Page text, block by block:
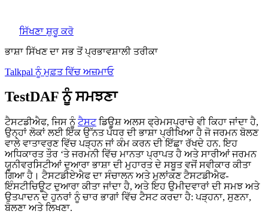
ਸਿੱਖਣਾ ਸ਼ੁਰੂ ਕਰੋ
ਭਾਸ਼ਾ ਸਿੱਖਣ ਦਾ ਸਭ ਤੋਂ ਪ੍ਰਭਾਵਸ਼ਾਲੀ ਤਰੀਕਾ
Talkpal ਨੂੰ ਮੁਫ਼ਤ ਵਿੱਚ ਅਜ਼ਮਾਓ
TestDAF ਨੂੰ ਸਮਝਣਾ
ਟੈਸਟਡੀਐਫ, ਜਿਸ ਨੂੰਟੈਸਟਡਿਊਸ਼ ਅਲਸ ਫ੍ਰੇਮਸਪ੍ਰਾਚੇ ਵੀ ਕਿਹਾ ਜਾਂਦਾ ਹੈ,
ਉਨ੍ਹਾਂ ਲੋਕਾਂ ਲਈ ਇੱਕ ਉੱਨਤ ਪੱਧਰ ਦੀ ਭਾਸ਼ਾ ਪ੍ਰੀਖਿਆ ਹੈ ਜੋ ਜਰਮਨ ਬੋਲਣ
ਵਾਲੇ ਵਾਤਾਵਰਣ ਵਿੱਚ ਪੜ੍ਹਨ ਜਾਂ ਕੰਮ ਕਰਨ ਦੀ ਇੱਛਾ ਰੱਖਦੇ ਹਨ. ਇਹ
ਅਧਿਕਾਰਤ ਤੌਰ ‘ਤੇ ਜਰਮਨੀ ਵਿੱਚ ਮਾਨਤਾ ਪ੍ਰਾਪਤ ਹੈ ਅਤੇ ਸਾਰੀਆਂ ਜਰਮਨ
ਯੂਨੀਵਰਸਿਟੀਆਂ ਦੁਆਰਾ ਭਾਸ਼ਾ ਦੀ ਮੁਹਾਰਤ ਦੇ ਸਬੂਤ ਵਜੋਂ ਸਵੀਕਾਰ ਕੀਤਾ
ਗਿਆ ਹੈ। ਟੈਸਟਡੀਏਐਫ ਦਾ ਸੰਚਾਲਨ ਅਤੇ ਮੁਲਾਂਕਣ ਟੈਸਟਡੀਐਫ-
ਇੰਸਟੀਚਿਊਟ ਦੁਆਰਾ ਕੀਤਾ ਜਾਂਦਾ ਹੈ, ਅਤੇ ਇਹ ਉਮੀਦਵਾਰਾਂ ਦੀ ਸਮਝ ਅਤੇ
ਉਤਪਾਦਨ ਦੇ ਹੁਨਰਾਂ ਨੂੰ ਚਾਰ ਭਾਗਾਂ ਵਿੱਚ ਟੈਸਟ ਕਰਦਾ ਹੈ: ਪੜ੍ਹਨਾ, ਸੁਣਨਾ,
ਬੋਲਣਾ ਅਤੇ ਲਿਖਣਾ.